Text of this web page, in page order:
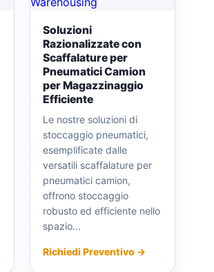
Soluzioni
Razionalizzate con
Scaffalature per
Pneumatici Camion
per Magazzinaggio
Efficiente
Le nostre soluzioni di
stoccaggio pneumatici,
esemplificate dalle
versatili scaffalature per
pneumatici camion,
offrono stoccaggio
robusto ed efficiente nello
spazio...
Richiedi Preventivo →